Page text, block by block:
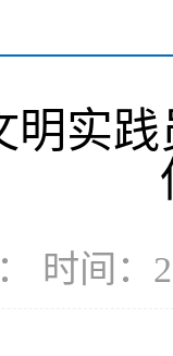
明实
时间：